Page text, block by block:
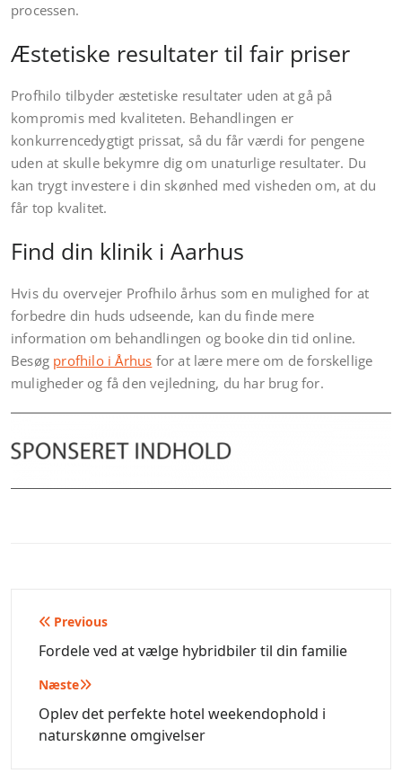
processen.
Æstetiske resultater til fair priser
Profhilo tilbyder æstetiske resultater uden at gå på
kompromis med kvaliteten. Behandlingen er
konkurrencedygtigt prissat, så du får værdi for pengene
uden at skulle bekymre dig om unaturlige resultater. Du
kan trygt investere i din skønhed med visheden om, at du
får top kvalitet.
Find din klinik i Aarhus
Hvis du overvejer Profhilo århus som en mulighed for at
forbedre din huds udseende, kan du finde mere
information om behandlingen og booke din tid online.
Besøg profhilo i Århus for at lære mere om de forskellige
muligheder og få den vejledning, du har brug for.
Indlægsnavigation
Previous
Fordele ved at vælge hybridbiler til din familie
Næste
Oplev det perfekte hotel weekendophold i
naturskønne omgivelser